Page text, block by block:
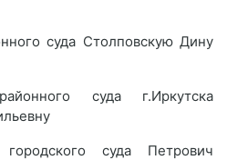
суда Столповскую Дину
суда г.Иркутска
суда Петрович